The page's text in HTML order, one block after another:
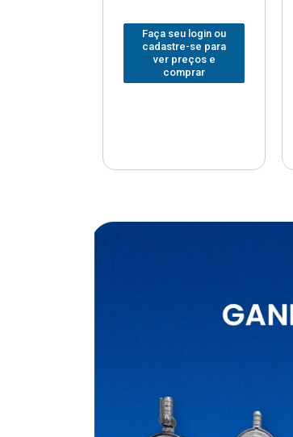
Faça seu login ou
cadastre-se para
ver preços e
comprar